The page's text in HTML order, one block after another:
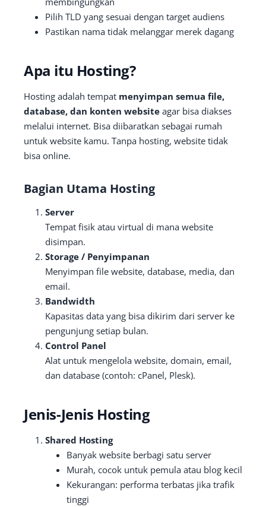
Pilih TLD yang sesuai dengan target audiens
Pastikan nama tidak melanggar merek dagang
Apa itu Hosting?
Hosting adalah tempat menyimpan semua file,
database, dan konten website agar bisa diakses
melalui internet. Bisa diibaratkan sebagai rumah
untuk website kamu. Tanpa hosting, website tidak
bisa online.
Bagian Utama Hosting
Server
Tempat fisik atau virtual di mana website
disimpan.
Storage / Penyimpanan
Menyimpan file website, database, media, dan
email.
Bandwidth
Kapasitas data yang bisa dikirim dari server ke
pengunjung setiap bulan.
Control Panel
Alat untuk mengelola website, domain, email,
dan database (contoh: cPanel, Plesk).
Jenis-Jenis Hosting
Shared Hosting
Banyak website berbagi satu server
Murah, cocok untuk pemula atau blog kecil
Kekurangan: performa terbatas jika trafik
tinggi